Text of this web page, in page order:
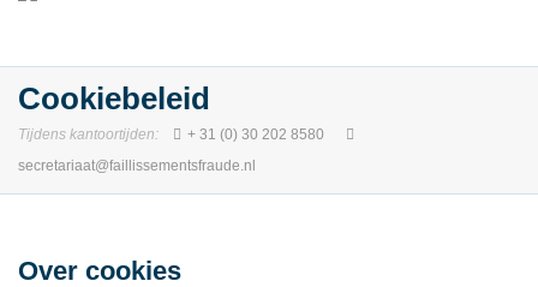
door
Cookiebeleid
Tijdens kantoortijden:
+ 31 (0) 30 202 8580
secretariaat@faillissementsfraude.nl
Over cookies